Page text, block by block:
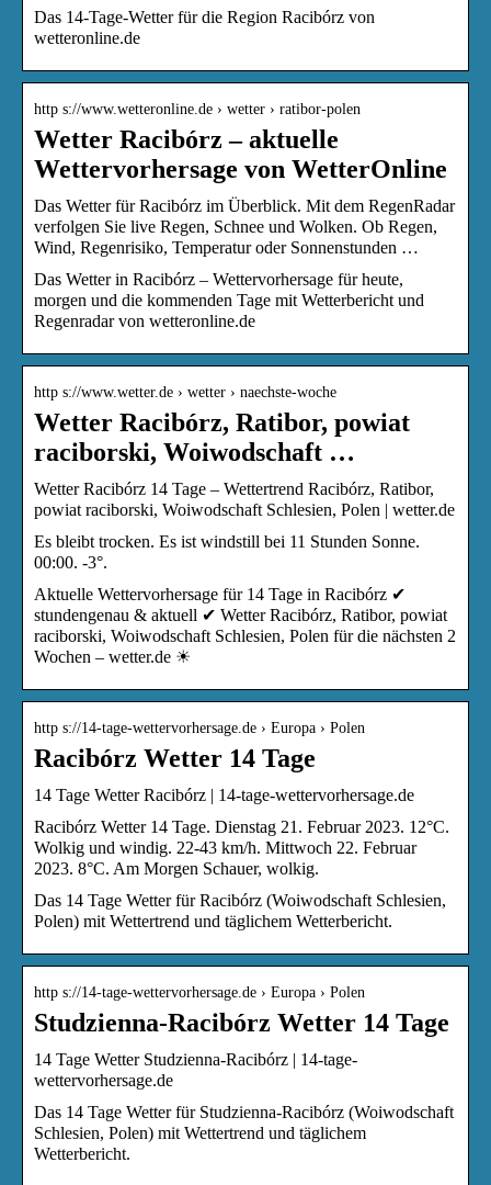
Das 14-Tage-Wetter für die Region Racibórz von
wetteronline.de
http s://www.wetteronline.de › wetter › ratibor-polen
Wetter Racibórz – aktuelle
Wettervorhersage von WetterOnline
Das Wetter für Racibórz im Überblick. Mit dem RegenRadar
verfolgen Sie live Regen, Schnee und Wolken. Ob Regen,
Wind, Regenrisiko, Temperatur oder Sonnenstunden …
Das Wetter in Racibórz – Wettervorhersage für heute,
morgen und die kommenden Tage mit Wetterbericht und
Regenradar von wetteronline.de
http s://www.wetter.de › wetter › naechste-woche
Wetter Racibórz, Ratibor, powiat
raciborski, Woiwodschaft …
Wetter Racibórz 14 Tage – Wettertrend Racibórz, Ratibor,
powiat raciborski, Woiwodschaft Schlesien, Polen | wetter.de
Es bleibt trocken. Es ist windstill bei 11 Stunden Sonne.
00:00. -3°.
Aktuelle Wettervorhersage für 14 Tage in Racibórz ✔
stundengenau & aktuell ✔ Wetter Racibórz, Ratibor, powiat
raciborski, Woiwodschaft Schlesien, Polen für die nächsten 2
Wochen – wetter.de ☀
http s://14-tage-wettervorhersage.de › Europa › Polen
Racibórz Wetter 14 Tage
14 Tage Wetter Racibórz | 14-tage-wettervorhersage.de
Racibórz Wetter 14 Tage. Dienstag 21. Februar 2023. 12°C.
Wolkig und windig. 22-43 km/h. Mittwoch 22. Februar
2023. 8°C. Am Morgen Schauer, wolkig.
Das 14 Tage Wetter für Racibórz (Woiwodschaft Schlesien,
Polen) mit Wettertrend und täglichem Wetterbericht.
http s://14-tage-wettervorhersage.de › Europa › Polen
Studzienna-Racibórz Wetter 14 Tage
14 Tage Wetter Studzienna-Racibórz | 14-tage-
wettervorhersage.de
Das 14 Tage Wetter für Studzienna-Racibórz (Woiwodschaft
Schlesien, Polen) mit Wettertrend und täglichem
Wetterbericht.